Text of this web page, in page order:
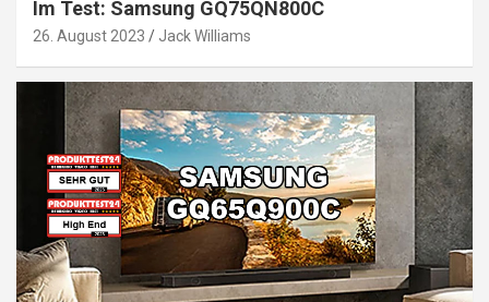
Im Test: Samsung GQ75QN800C
26. August 2023 Jack Williams